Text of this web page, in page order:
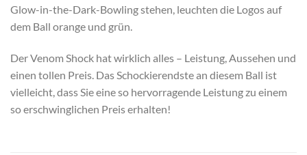
Glow-in-the-Dark-Bowling stehen, leuchten die Logos auf
dem Ball orange und grün.
Der Venom Shock hat wirklich alles – Leistung, Aussehen und
einen tollen Preis. Das Schockierendste an diesem Ball ist
vielleicht, dass Sie eine so hervorragende Leistung zu einem
so erschwinglichen Preis erhalten!